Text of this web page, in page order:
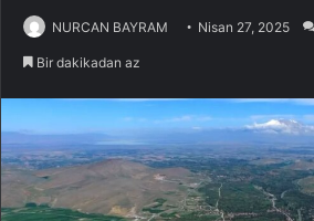
NURCAN BAYRAM Nisan 27, 2025
Bir dakikadan az